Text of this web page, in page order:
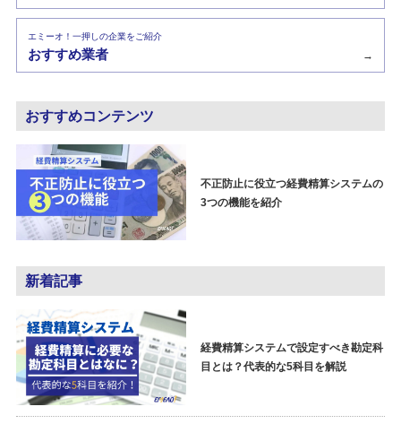
エミーオ！一押しの企業をご紹介
おすすめ業者 →
おすすめコンテンツ
不正防止に役立つ経費精算システムの
3つの機能を紹介
新着記事
経費精算システムで設定すべき勘定科
目とは？代表的な5科目を解説